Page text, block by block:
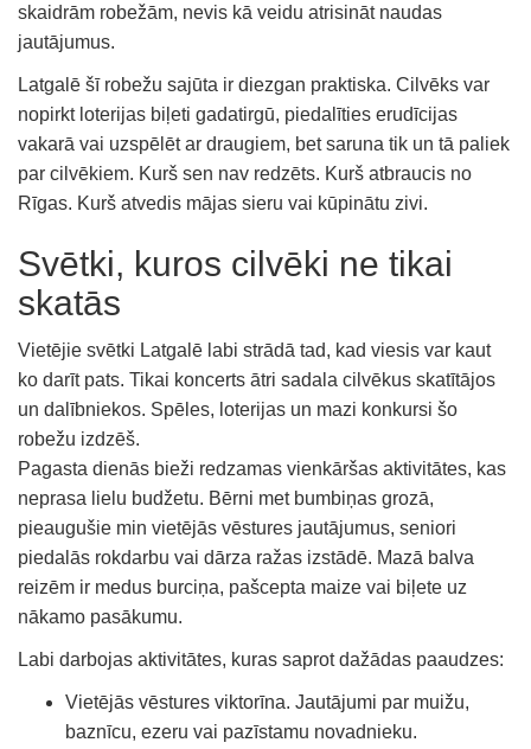
skaidrām robežām, nevis kā veidu atrisināt naudas
jautājumus.
Latgalē šī robežu sajūta ir diezgan praktiska. Cilvēks var
nopirkt loterijas biļeti gadatirgū, piedalīties erudīcijas
vakarā vai uzspēlēt ar draugiem, bet saruna tik un tā paliek
par cilvēkiem. Kurš sen nav redzēts. Kurš atbraucis no
Rīgas. Kurš atvedis mājas sieru vai kūpinātu zivi.
Svētki, kuros cilvēki ne tikai
skatās
Vietējie svētki Latgalē labi strādā tad, kad viesis var kaut
ko darīt pats. Tikai koncerts ātri sadala cilvēkus skatītājos
un dalībniekos. Spēles, loterijas un mazi konkursi šo
robežu izdzēš.
Pagasta dienās bieži redzamas vienkāršas aktivitātes, kas
neprasa lielu budžetu. Bērni met bumbiņas grozā,
pieaugušie min vietējās vēstures jautājumus, seniori
piedalās rokdarbu vai dārza ražas izstādē. Mazā balva
reizēm ir medus burciņa, pašcepta maize vai biļete uz
nākamo pasākumu.
Labi darbojas aktivitātes, kuras saprot dažādas paaudzes:
Vietējās vēstures viktorīna. Jautājumi par muižu,
baznīcu, ezeru vai pazīstamu novadnieku.